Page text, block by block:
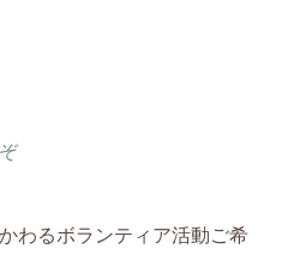
わるボランティア活動ご希